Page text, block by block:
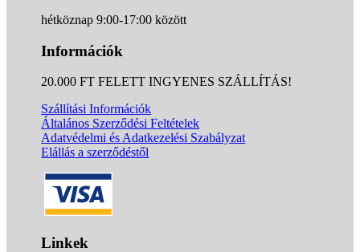
hétköznap 9:00-17:00 között
Információk
20.000 FT FELETT INGYENES SZÁLLÍTÁS!
Szállítási Információk
Általános Szerződési Feltételek
Adatvédelmi és Adatkezelési Szabályzat
Elállás a szerződéstől
Linkek